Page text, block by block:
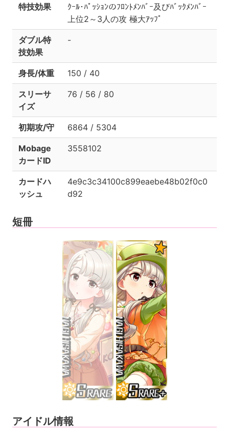
特技効果
ｸｰﾙ･ﾊﾟｯｼｮﾝのﾌﾛﾝﾄﾒﾝﾊﾞｰ及びﾊﾞｯｸﾒﾝﾊﾞｰ
上位2～3人の攻 極大ｱｯﾌﾟ
ダブル特
技効果
-
身長/体重 150 / 40
スリーサ
イズ
76 / 56 / 80
初期攻/守 6864 / 5304
Mobage
カードID
3558102
カードハ
ッシュ
4e9c3c34100c899eaebe48b02f0c0
d92
短冊
アイドル情報